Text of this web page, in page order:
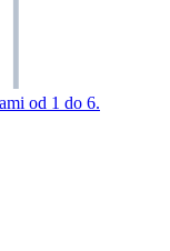
od 1 do 6.